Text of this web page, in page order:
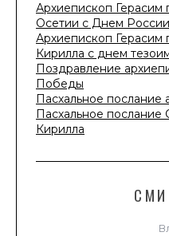
Архиепископ Герасим
Осетии с Днем России
Архиепископ Герасим
Кирилла с днем
Поздравление
Победы
Пасхальное послание
Пасхальное послание
Кирилла